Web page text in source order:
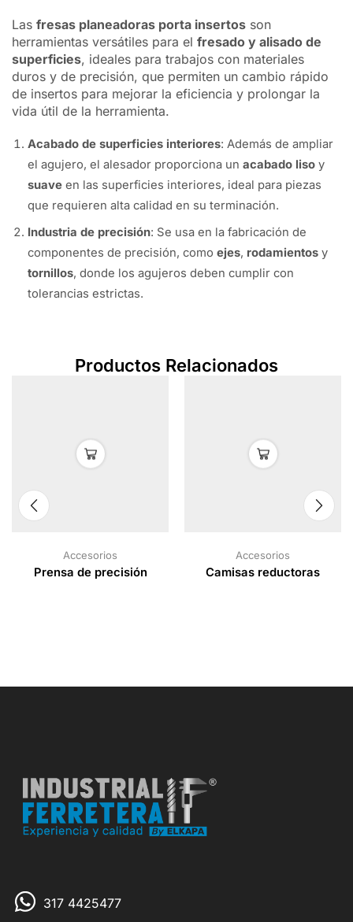
Las fresas planeadoras porta insertos son
herramientas versátiles para el fresado y alisado de
superficies, ideales para trabajos con materiales
duros y de precisión, que permiten un cambio rápido
de insertos para mejorar la eficiencia y prolongar la
vida útil de la herramienta.
Acabado de superficies interiores: Además de ampliar
el agujero, el alesador proporciona un acabado liso y
suave en las superficies interiores, ideal para piezas
que requieren alta calidad en su terminación.
Industria de precisión: Se usa en la fabricación de
componentes de precisión, como ejes, rodamientos y
tornillos, donde los agujeros deben cumplir con
tolerancias estrictas.
Productos Relacionados
Accesorios
Prensa de precisión
Accesorios
Camisas reductoras
317 4425477